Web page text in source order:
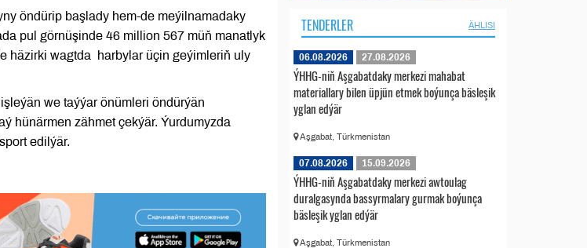
öndürip başlady hem-de meýilnamadaky
pul görnüşinde 46 million 567 müň manatlyk
häzirki wagtda harbylar üçin geýimleriň uly
we taýýar önümleri öndürýän
hünärmen zähmet çekýär. Ýurdumyzda
edilýär.
TENDERLER ÄHLISI
06.08.2026 27.08.2026
ÝHHG-niň Aşgabatdaky merkezi mahabat
materiallary bilen üpjün etmek boýunça bäsleşik
yglan edýär
Aşgabat, Türkmenistan
07.08.2026 15.09.2026
ÝHHG-niň Aşgabatdaky merkezi awtoulag
duralgasynda bassyrmalary gurmak boýunça
bäsleşik yglan edýär
Aşgabat, Türkmenistan